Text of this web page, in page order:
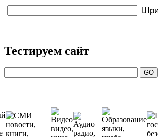
Тестируем сайт